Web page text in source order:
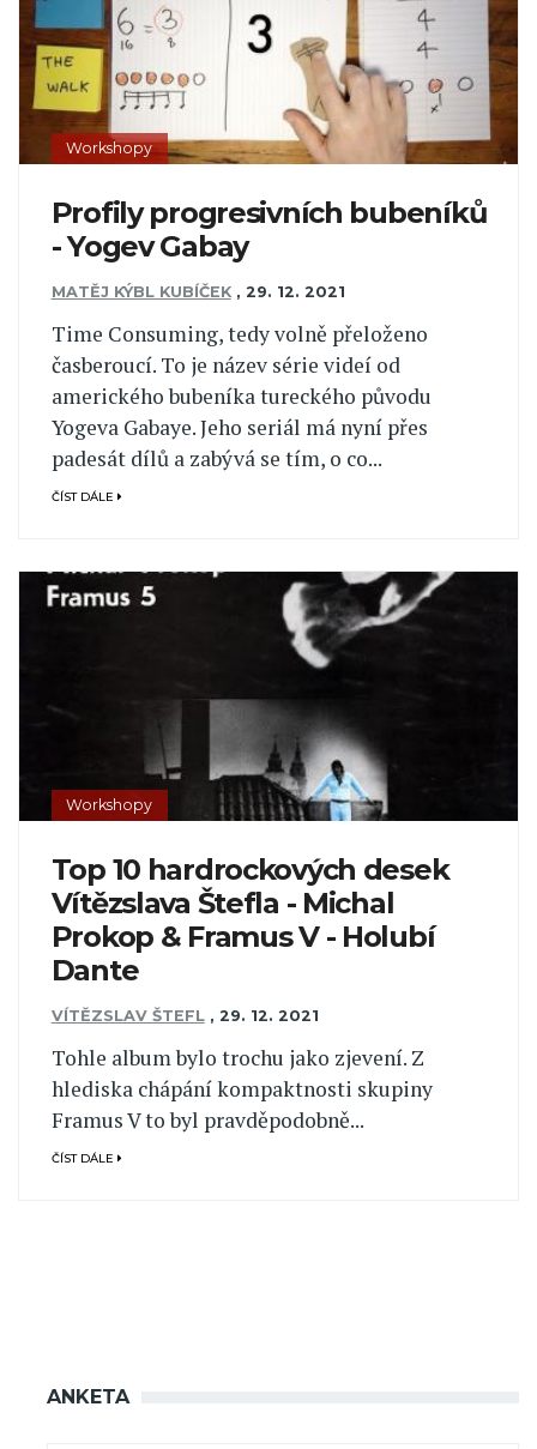
Workshopy
Profily progresivních bubeníků
- Yogev Gabay
MATĚJ KÝBL KUBÍČEK , 29. 12. 2021
Time Consuming, tedy volně přeloženo
časberoucí. To je název série videí od
amerického bubeníka tureckého původu
Yogeva Gabaye. Jeho seriál má nyní přes
padesát dílů a zabývá se tím, o co...
ČÍST DÁLE
Workshopy
Top 10 hardrockových desek
Vítězslava Štefla - Michal
Prokop & Framus V - Holubí
Dante
VÍTĚZSLAV ŠTEFL , 29. 12. 2021
Tohle album bylo trochu jako zjevení. Z
hlediska chápání kompaktnosti skupiny
Framus V to byl pravděpodobně...
ČÍST DÁLE
ANKETA